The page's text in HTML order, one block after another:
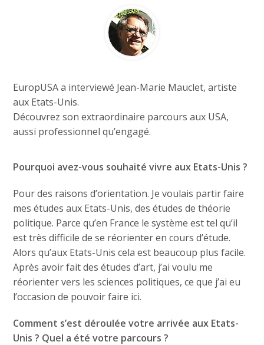
EuropUSA a interviewé Jean-Marie Mauclet, artiste
aux Etats-Unis.
Découvrez son extraordinaire parcours aux USA,
aussi professionnel qu’engagé.
Pourquoi avez-vous souhaité vivre aux Etats-Unis ?
Pour des raisons d’orientation. Je voulais partir faire
mes études aux Etats-Unis, des études de théorie
politique. Parce qu’en France le système est tel qu’il
est très difficile de se réorienter en cours d’étude.
Alors qu’aux Etats-Unis cela est beaucoup plus facile.
Après avoir fait des études d’art, j’ai voulu me
réorienter vers les sciences politiques, ce que j’ai eu
l’occasion de pouvoir faire ici.
Comment s’est déroulée votre arrivée aux Etats-
Unis ? Quel a été votre parcours ?